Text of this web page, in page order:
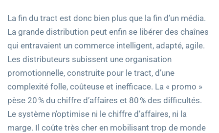
La fin du tract est donc bien plus que la fin d’un média.
La grande distribution peut enfin se libérer des chaînes
qui entravaient un commerce intelligent, adapté, agile.
Les distributeurs subissent une organisation
promotionnelle, construite pour le tract, d’une
complexité folle, coûteuse et inefficace. La « promo »
pèse 20 % du chiffre d’affaires et 80 % des difficultés.
Le système n’optimise ni le chiffre d’affaires, ni la
marge. Il coûte très cher en mobilisant trop de monde